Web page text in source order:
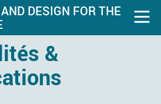
DESIGN FOR THE
&